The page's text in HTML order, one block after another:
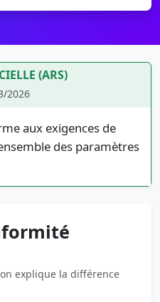
(ARS)
2026
aux exigences de
des paramètres
explique la différence